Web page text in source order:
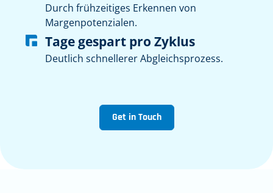
Durch frühzeitiges Erkennen von
Margenpotenzialen.
Tage gespart pro Zyklus
Deutlich schnellerer Abgleichsprozess.
Get in Touch